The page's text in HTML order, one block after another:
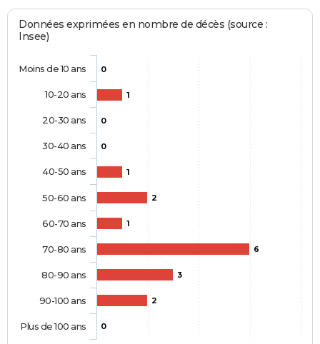
Données exprimées en nombre de décès (source :
Insee)
0
1
0
0
1
2
1
6
3
2
0
Moins de 10 ans
10-20 ans
20-30 ans
30-40 ans
40-50 ans
50-60 ans
60-70 ans
70-80 ans
80-90 ans
90-100 ans
Plus de 100 ans